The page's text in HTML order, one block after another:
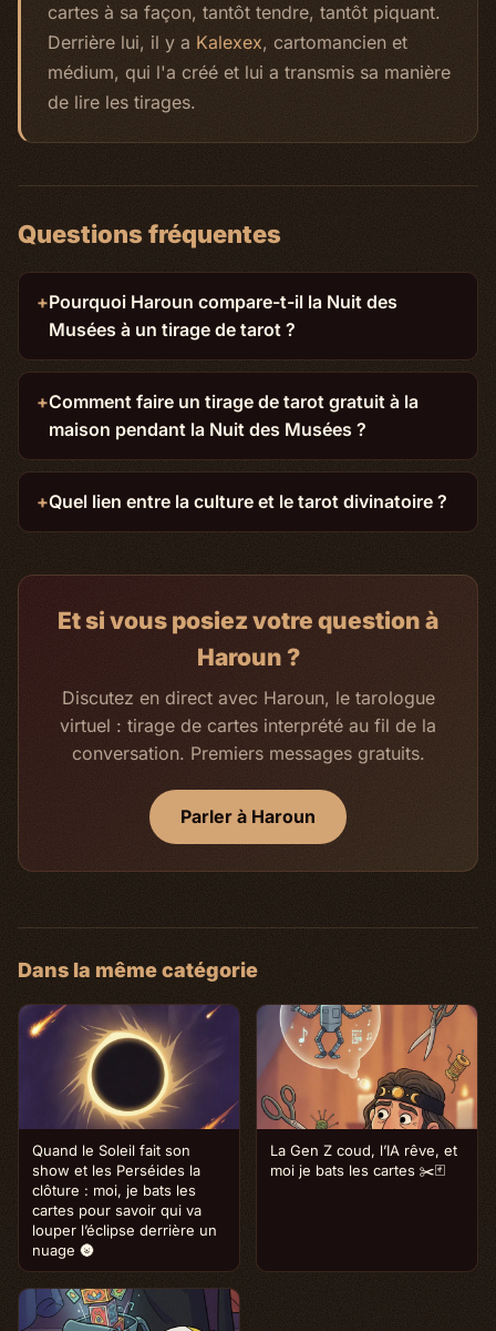
cartes à sa façon, tantôt tendre, tantôt piquant.
Derrière lui, il y a Kalexex, cartomancien et
médium, qui l'a créé et lui a transmis sa manière
de lire les tirages.
Questions fréquentes
Pourquoi Haroun compare-t-il la Nuit des
Musées à un tirage de tarot ?
Comment faire un tirage de tarot gratuit à la
maison pendant la Nuit des Musées ?
Quel lien entre la culture et le tarot divinatoire ?
Et si vous posiez votre question à
Haroun ?
Discutez en direct avec Haroun, le tarologue
virtuel : tirage de cartes interprété au fil de la
conversation. Premiers messages gratuits.
Parler à Haroun
Dans la même catégorie
Quand le Soleil fait son
show et les Perséides la
clôture : moi, je bats les
cartes pour savoir qui va
louper l’éclipse derrière un
nuage 🌚
La Gen Z coud, l’IA rêve, et
moi je bats les cartes ✂️🃏